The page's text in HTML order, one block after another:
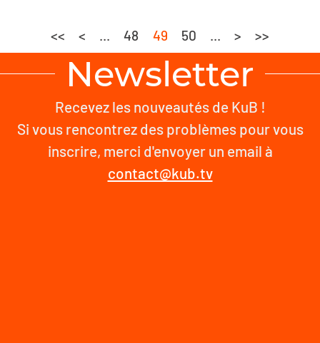
<< < ... 48 49 50 ... > >>
Newsletter
Recevez les nouveautés de KuB !
Si vous rencontrez des problèmes pour vous
inscrire, merci d'envoyer un email à
contact@kub.tv